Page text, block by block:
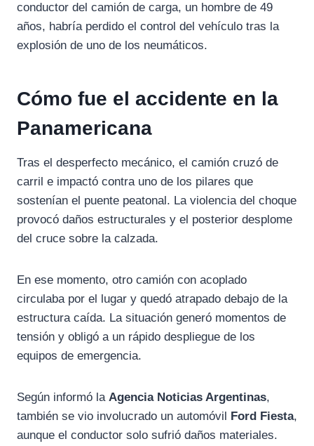
conductor del camión de carga, un hombre de 49
años, habría perdido el control del vehículo tras la
explosión de uno de los neumáticos.
Cómo fue el accidente en la
Panamericana
Tras el desperfecto mecánico, el camión cruzó de
carril e impactó contra uno de los pilares que
sostenían el puente peatonal. La violencia del choque
provocó daños estructurales y el posterior desplome
del cruce sobre la calzada.
En ese momento, otro camión con acoplado
circulaba por el lugar y quedó atrapado debajo de la
estructura caída. La situación generó momentos de
tensión y obligó a un rápido despliegue de los
equipos de emergencia.
Según informó la Agencia Noticias Argentinas,
también se vio involucrado un automóvil Ford Fiesta,
aunque el conductor solo sufrió daños materiales.